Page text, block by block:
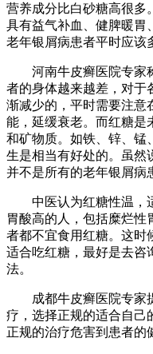
营养成分比白砂糖高很多
具有益气补血、健脾暖胃
老年银屑病患者平时应该
河南牛皮癣医院专家称
者的身体越来越差，对于
渐减少的，平时需要注意
能，延缓衰老。而红糖是
和矿物质。如铁、锌、锰
生是相当有好处的。虽然
并不是所有的老年银屑病
中医认为红糖性温，适
胃酸高的人，包括糜烂性
者都不宜食用红糖。这时
适合吃红糖，最好是去咨
法。
成都牛皮癣医院专家
疗，选择正规的适合自己
正规的治疗危害到患者的